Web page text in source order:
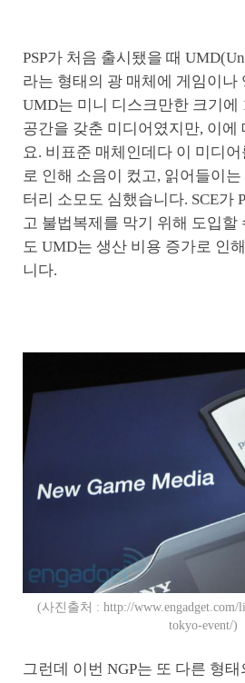
PSP가 처음 출시됐을 때
라는 형태의 광 매체에 게임이나
UMD는 미니 디스크만한 크기에
공간을 갖춘 미디어였지만, 이에
요. 비표준 매체인데다 이 미디
로 인해 소음이 컸고, 읽어들이
터리 소모도 심했습니다. SCE가
고 불법복제를 막기 위해 도입할
도 UMD는 생산 비용 증가로 인
니다.
(사진출처 : http://www.engadget.com/
tokyo-event/)
그런데 이번 NGP는 또 다른 형